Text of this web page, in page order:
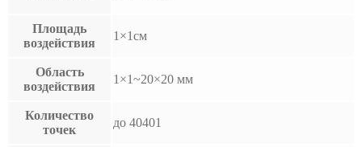
Площадь
воздействия
1×1см
Область
воздействия
1×1~20×20 мм
Количество
точек
до 40401